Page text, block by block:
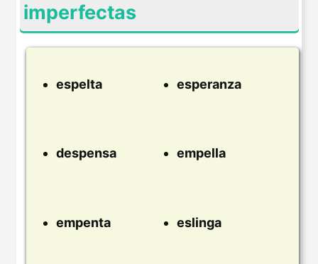
imperfectas
espelta esperanza
despensa empella
empenta eslinga